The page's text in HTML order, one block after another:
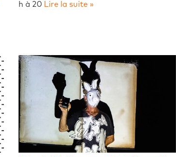
h à 20 Lire la suite »